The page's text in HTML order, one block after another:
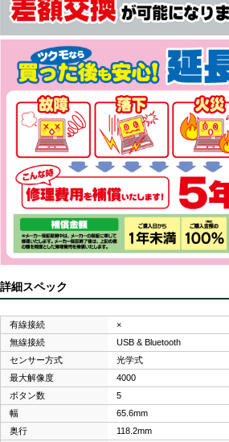
詳細スペック
有線接続
×
無線接続
USB & Bluetooth
センサー方式
光学式
最大解像度
4000
ボタン数
5
幅
65.6mm
奥行
118.2mm